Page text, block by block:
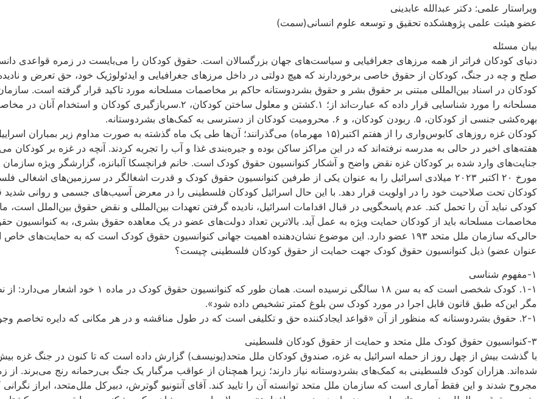
ویراستار علمی: دکتر عبدالله عابدینی
عضو هیئت علمی پژوهشکده تحقیق و توسعه علوم انسانی(سمت)
بیان مسئله
دنیای کودکان ‌فراتر از همه‌ مرزهای جغرافیایی و سیاست‌های جهان بزرگسالان است. حقوق کودکان را می‌بایست در زمره‌ قواعدی
صلح و چه در جنگ، کودکان از حقوق خاصی برخوردارند که هیچ دولتی در داخل مرزهای جغرافیایی و ایدئولوژیک خود، حق تعرض و
کودکان در اسناد بین‌المللی مبتنی بر حقوق بشر و حقوق بشردوستانه حاکم بر مخاصمات مسلحانه مورد تاکید قرار گرفته
بهره‌‌کشی جنسی از کودکان، ۵. ربودن کودکان، و ۶. محرومیت کودکان از دسترسی به کمک‌های بشردوستانه.
کودکان غزه روزهای کابوس‌واری را از هفتم اکتبر(۱۵ مهرماه) می‌گذرانند؛ آن‌ها طی یک ماه گذشته به ‌صورت
هفته‌های اخیر در حالی به مدرسه نرفته‌اند که در این مراکز ساکن بوده و جیره‌بندی غذا و آب را تجربه کردند. آنچه در غزه بر
جنایت‌های وارد شده بر کودکان غزه نقض واضح و آشکار کنوانسیون حقوق کودک است. خانم فرانچسکا آلبانزه، گزارشگر ویژه
کودکان تحت صلاحیت خود را در اولویت قرار دهد. با این حال اسرائیل کودکان فلسطینی را در معرض آسیب‌های جسمی و روانی شدید
حالی‌که سازمان ملل متحد ۱۹۳ عضو دارد. این موضوع نشان‌دهنده اهمیت جهانی کنوانسیون حقوق کودک است که به
عنوان عضو) ذیل کنوانسیون حقوق کودک جهت حمایت از حقوق کودکان فلسطینی چیست؟
۱-مفهوم شناسی
مگر این‌که طبق قانون قابل اجرا در مورد کودک سن بلوغ کمتر تشخیص داده شود».
۲-۱. حقوق بشردوستانه که منظور از آن «قواعد ایجادکننده حق و تکلیفی است که در طول مناقشه و در هر مکانی که دایره‌ تخاصم وجود داشته باشد، مجری خواهد بود».
۳-کنوانسیون حقوق کودک ملل متحد و حمایت از حقوق کودکان فلسطینی
شده‌اند. هزاران کودک فلسطینی به کمک‌های بشردوستانه نیاز دارند؛ زیرا همچنان از عواقب مرگبار یک جنگ بی‌رحمانه رنج می‌برند.
مجروح شدند و این فقط آماری است که سازمان ملل متحد توانسته آن را تایید کند. آقای آنتونیو گوترش، دبیرکل ملل‌متحد، ابراز